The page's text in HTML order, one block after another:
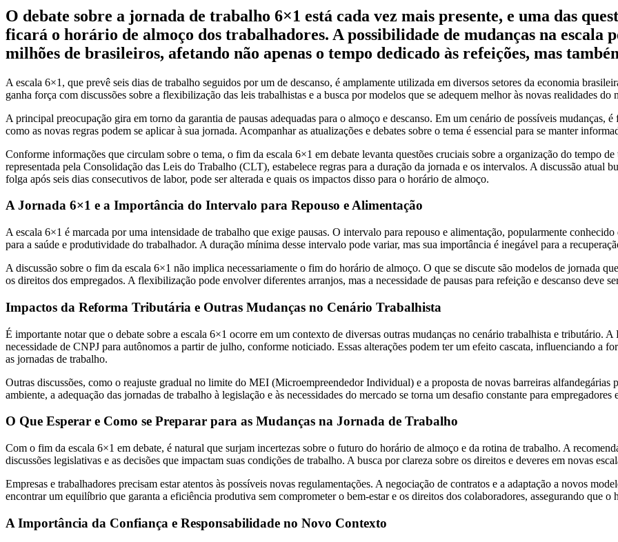
O debate sobre a jornada de trabalho 6×1 está cada vez mais presente, e uma das
ficará o horário de almoço dos trabalhadores. A possibilidade de mudanças na escala
milhões de brasileiros, afetando não apenas o tempo dedicado às refeições, mas
A escala 6×1, que prevê seis dias de trabalho seguidos por um de descanso, é amplamente utilizada em diversos setores da economia
ganha força com discussões sobre a flexibilização das leis trabalhistas e a busca por modelos que se adequem melhor às novas realidades do
A principal preocupação gira em torno da garantia de pausas adequadas para o almoço e descanso. Em um cenário de possíveis mudanças,
como as novas regras podem se aplicar à sua jornada. Acompanhar as atualizações e debates sobre o tema é essencial para se manter
Conforme informações que circulam sobre o tema, o fim da escala 6×1 em debate levanta questões cruciais sobre a organização do tempo
representada pela Consolidação das Leis do Trabalho (CLT), estabelece regras para a duração da jornada e os intervalos. A discussão atual
folga após seis dias consecutivos de labor, pode ser alterada e quais os impactos disso para o horário de almoço.
A Jornada 6×1 e a Importância do Intervalo para Repouso e Alimentação
A escala 6×1 é marcada por uma intensidade de trabalho que exige pausas. O intervalo para repouso e alimentação, popularmente
para a saúde e produtividade do trabalhador. A duração mínima desse intervalo pode variar, mas sua importância é inegável para a
A discussão sobre o fim da escala 6×1 não implica necessariamente o fim do horário de almoço. O que se discute são modelos de jornada
os direitos dos empregados. A flexibilização pode envolver diferentes arranjos, mas a necessidade de pausas para refeição e descanso deve
Impactos da Reforma Tributária e Outras Mudanças no Cenário Trabalhista
É importante notar que o debate sobre a escala 6×1 ocorre em um contexto de diversas outras mudanças no cenário trabalhista e tributário.
necessidade de CNPJ para autônomos a partir de julho, conforme noticiado. Essas alterações podem ter um efeito cascata, influenciando a
as jornadas de trabalho.
Outras discussões, como o reajuste gradual no limite do MEI (Microempreendedor Individual) e a proposta de novas barreiras
ambiente, a adequação das jornadas de trabalho à legislação e às necessidades do mercado se torna um desafio constante para empregadores
O Que Esperar e Como se Preparar para as Mudanças na Jornada de Trabalho
Com o fim da escala 6×1 em debate, é natural que surjam incertezas sobre o futuro do horário de almoço e da rotina de trabalho. A
discussões legislativas e as decisões que impactam suas condições de trabalho. A busca por clareza sobre os direitos e deveres em novas
Empresas e trabalhadores precisam estar atentos às possíveis novas regulamentações. A negociação de contratos e a adaptação a novos
encontrar um equilíbrio que garanta a eficiência produtiva sem comprometer o bem-estar e os direitos dos colaboradores, assegurando que
A Importância da Confiança e Responsabilidade no Novo Contexto